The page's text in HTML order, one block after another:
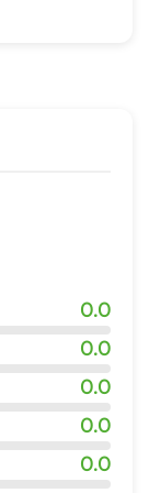
0.0
0.0
0.0
0.0
0.0